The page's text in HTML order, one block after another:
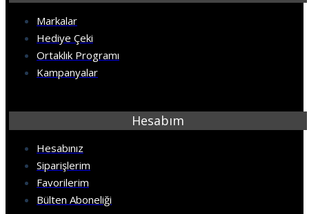
Markalar
Hediye Çeki
Ortaklık Programı
Kampanyalar
Hesabım
Hesabınız
Siparişlerim
Favorilerim
Bülten Aboneliği